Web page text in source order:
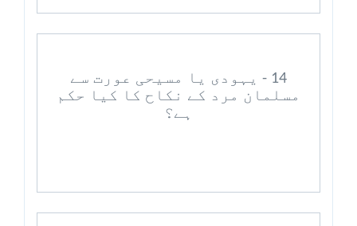
14 - یہودی یا مسیحی عورت سے
مسلمان مرد کے نکاح کا کیا حکم
ہے؟